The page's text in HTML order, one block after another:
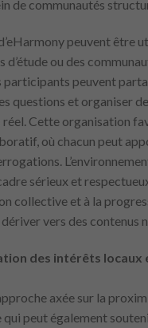
de communautés
peuvent être
d’étude ou des
participants peuvent
questions et organiser
réel. Cette organisation
où chacun peut
sérieux et
collective et à la
vers des contenus
des intérêts locaux
axée sur la
peut également